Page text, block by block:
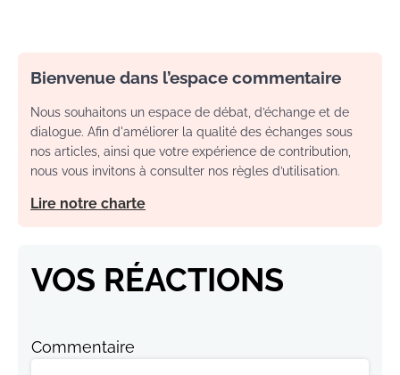
Bienvenue dans l’espace commentaire
Nous souhaitons un espace de débat, d’échange et de
dialogue. Afin d'améliorer la qualité des échanges sous
nos articles, ainsi que votre expérience de contribution,
nous vous invitons à consulter nos règles d’utilisation.
Lire notre charte
VOS RÉACTIONS
Commentaire